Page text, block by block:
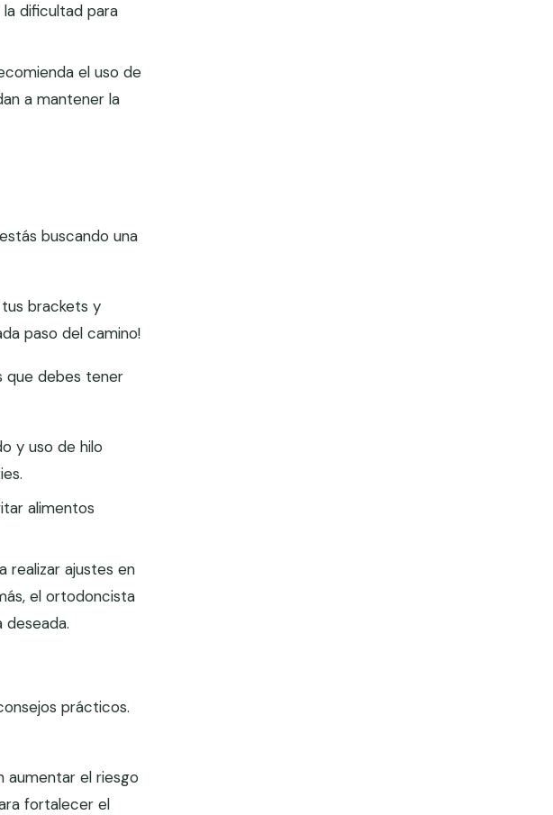
dificultad para
el uso de
a mantener la
buscando una
brackets y
paso del camino!
que debes tener
y uso de hilo
alimentos
realizar ajustes en
el ortodoncista
deseada.
prácticos.
aumentar el riesgo
fortalecer el